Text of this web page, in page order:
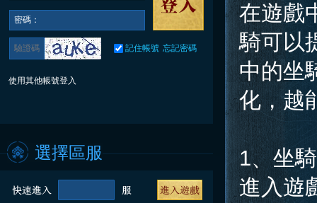
密碼：
忘記密碼
記住帳號
使用其他帳號登入
選擇區服
在遊戲
騎可以
中的坐
化，越
1、坐
進入遊